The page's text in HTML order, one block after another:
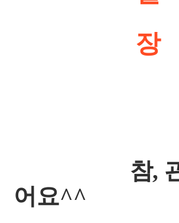
장 소 : 고
참, 관현악
어요^^